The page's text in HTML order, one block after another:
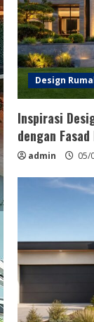
Design
Inspirasi
dengan
admin 05/